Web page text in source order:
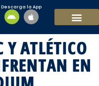
Descarga la App
ATLÉTICO
EN